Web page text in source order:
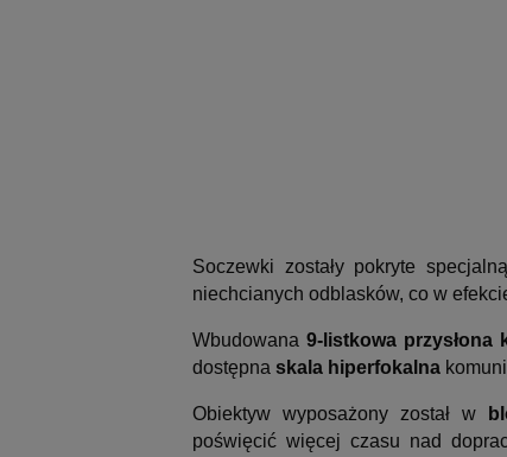
Soczewki zostały pokryte
niechcianych odblasków, co w
Wbudowana9-listkowa przysłona
dostępna skala hiperfokalna
Obiektyw wyposażony został w
poświęcić więcej czasu nad